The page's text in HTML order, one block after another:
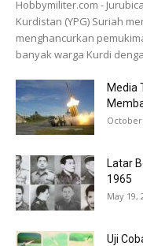
Hobbymiliter.com -
Kurdistan (YPG) Suriah
menghancurkan
banyak warga Kurdi
Media
October
Latar
1965
May 19,
Uji